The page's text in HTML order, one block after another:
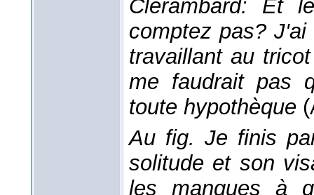
Clérambard: Et
comptez pas?
travaillant au
me faudrait pas
toute hypothèque (
Au fig. Je finis
solitude et son
les manques à